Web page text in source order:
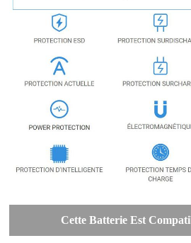
Cette Batterie Est